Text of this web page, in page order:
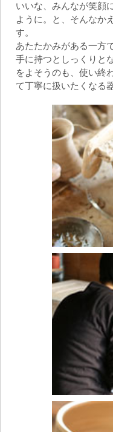
いいな、みんなが笑顔
ように。と、そんなか
す。
あたたかみがある一方
手に持つとしっくりと
をよそうのも、使い終
て丁寧に扱いたくなる